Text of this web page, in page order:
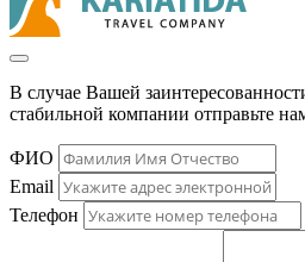
В случае Вашей
стабильной компании отправьте
ФИО
Email
Телефон